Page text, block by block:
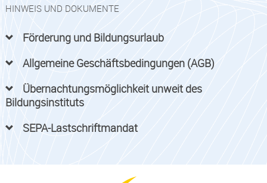
HINWEIS UND DOKUMENTE
Förderung und Bildungsurlaub
Allgemeine Geschäftsbedingungen (AGB)
Übernachtungsmöglichkeit unweit des
Bildungsinstituts
SEPA-Lastschriftmandat